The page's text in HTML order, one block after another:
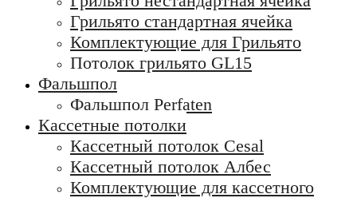
Грильято стандартная ячейка
Комплектующие для Грильято
Потолок грильято GL15
Фальшпол
Фальшпол Perfaten
Кассетные потолки
Кассетный потолок Cesal
Кассетный потолок Албес
Комплектующие для кассетного